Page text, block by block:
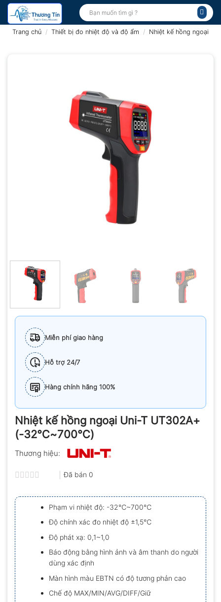
Bỏ
qua
Tìm
kiếm:
Trang chủ / Thiết bị đo nhiệt độ và độ ẩm / Nhiệt kế hồng ngoại
Miễn phí giao hàng
Hỗ trợ 24/7
Hàng chính hãng 100%
Nhiệt kế hồng ngoại Uni-T UT302A+
(-32℃~700℃)
Thương hiệu:
xếp
hạng
0.0
5
sao
Đã bán 0
Phạm vi nhiệt độ: -32℃~700℃
Độ chính xác đo nhiệt độ ±1,5℃
Độ phát xạ: 0,1~1,0
Báo động bằng hình ảnh và âm thanh do người
dùng xác định
Màn hình màu EBTN có độ tương phản cao
Chế độ MAX/MIN/AVG/DIFF/Giữ